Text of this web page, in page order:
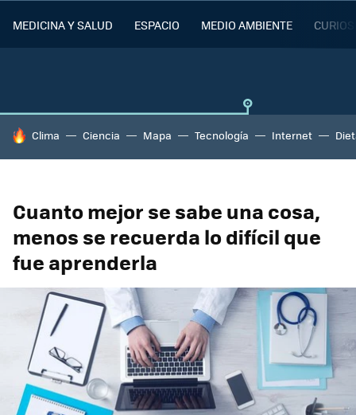
MEDICINA Y SALUD ESPACIO MEDIO AMBIENTE
HOY SE HABLA DE
Clima Ciencia Mapa Tecnología Internet
Cuanto mejor se sabe una cosa,
menos se recuerda lo difícil que
fue aprenderla